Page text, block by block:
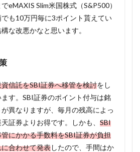
eMAXIS Slim米国株式（S&P500）
も10万円毎に3ポイント貰えてい
な改悪かなと思います。
資信託をSBI証券へ移管を検討をし
す。SBI証券のポイント付与は銘
異なりますが、毎月の残高によっ
証券よりお得です。しかも、 SBI
にかかる手数料をSBI証券が負担
合わせて発表したので、手間はか